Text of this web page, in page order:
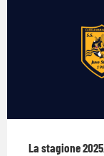
La stagione